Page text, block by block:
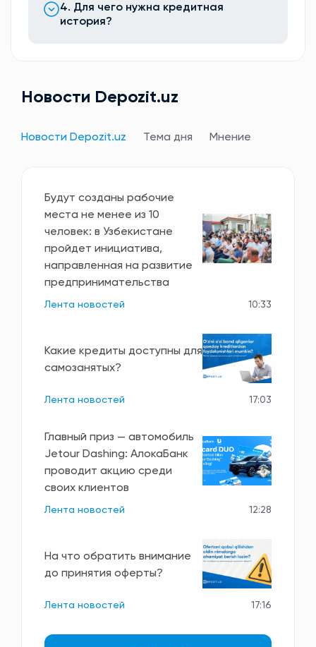
4. Для чего нужна кредитная
история?
Новости Depozit.uz
Новости Depozit.uz Тема дня Мнение
Будут созданы рабочие
места не менее из 10
человек: в Узбекистане
пройдет инициатива,
направленная на развитие
предпринимательства
Лента новостей 10:33
Какие кредиты доступны для
самозанятых?
Лента новостей 17:03
Главный приз — автомобиль
Jetour Dashing: АлокаБанк
проводит акцию среди
своих клиентов
Лента новостей 12:28
На что обратить внимание
до принятия оферты?
Лента новостей 17:16